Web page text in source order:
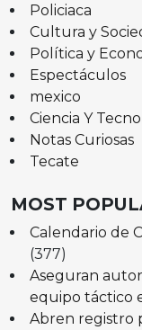
Policiaca
Cultura y
Política y
Espectáculos
mexico
Ciencia Y
Notas Curiosas
Tecate
MOST
Calendario de
(377)
Aseguran
equipo táctico
Abren registro